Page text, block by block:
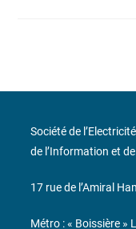
Société de
de l’Information et
17 rue de l’Amiral
Métro : « Boissière »